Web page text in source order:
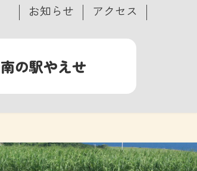
お知らせ アクセス
南の駅やえせ